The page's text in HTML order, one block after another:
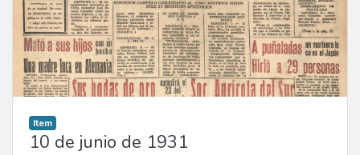
Item
10 de junio de 1931